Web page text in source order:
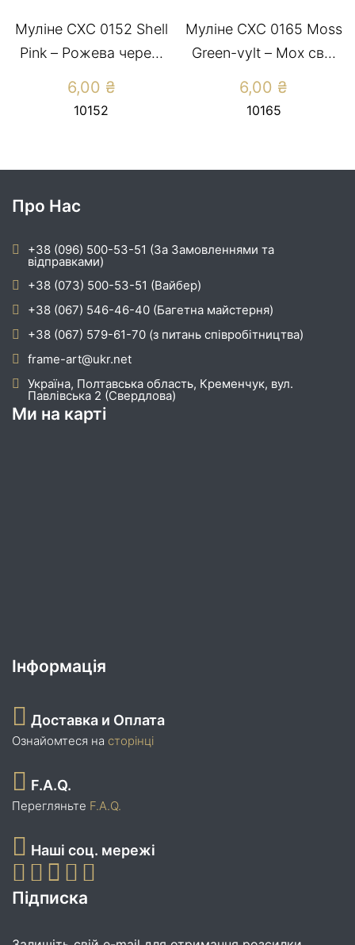
Муліне CXC 0152 Shell
Pink – Рожева чере...
6,00 ₴
10152
Муліне СХС 0165 Moss
Green-vylt – Мох св...
6,00 ₴
10165
Про Нас
+38 (096) 500-53-51 (За Замовленнями та
відправками)
+38 (073) 500-53-51 (Вайбер)
+38 (067) 546-46-40 (Багетна майстерня)
+38 (067) 579-61-70 (з питань співробітництва)
frame-art@ukr.net
Україна, Полтавська область, Кременчук, вул.
Павлівська 2 (Свердлова)
Ми на карті
Інформація
Доставка и Оплата
Ознайомтеся на сторінці
F.A.Q.
Перегляньте F.A.Q.
Наші соц. мережі
Підписка